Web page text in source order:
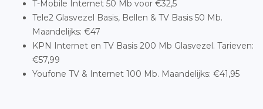
T-Mobile Internet 50 Mb voor €32,5
Tele2 Glasvezel Basis, Bellen & TV Basis 50 Mb.
Maandelijks: €47
KPN Internet en TV Basis 200 Mb Glasvezel. Tarieven:
€57,99
Youfone TV & Internet 100 Mb. Maandelijks: €41,95